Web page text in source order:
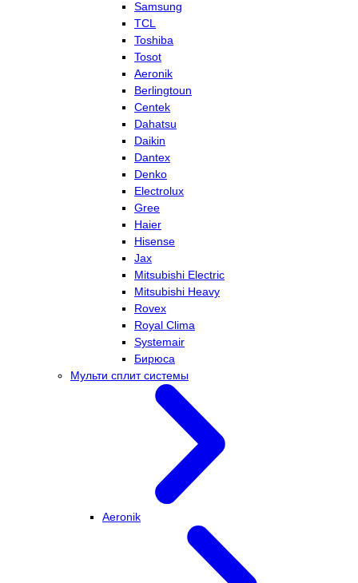
Samsung
TCL
Toshiba
Tosot
Aeronik
Berlingtoun
Centek
Dahatsu
Daikin
Dantex
Denko
Electrolux
Gree
Haier
Hisense
Jax
Mitsubishi Electric
Mitsubishi Heavy
Rovex
Royal Clima
Systemair
Бирюса
Мульти сплит системы
Aeronik